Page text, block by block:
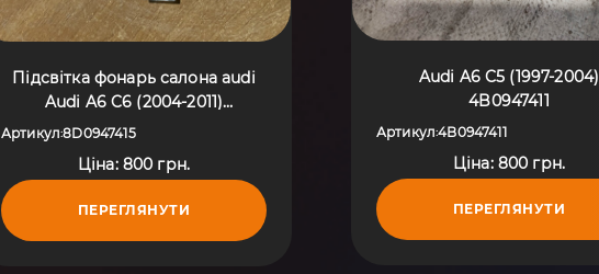
Підсвітка фонарь салона audi
Audi A6 C6 (2004-2011)
8D0947415
Артикул:8D0947415
Ціна: 800 грн.
ПЕРЕГЛЯНУТИ
Audi A6 C5 (1997-2004)
4B0947411
Артикул:4B0947411
Ціна: 800 грн.
ПЕРЕГЛЯНУТИ